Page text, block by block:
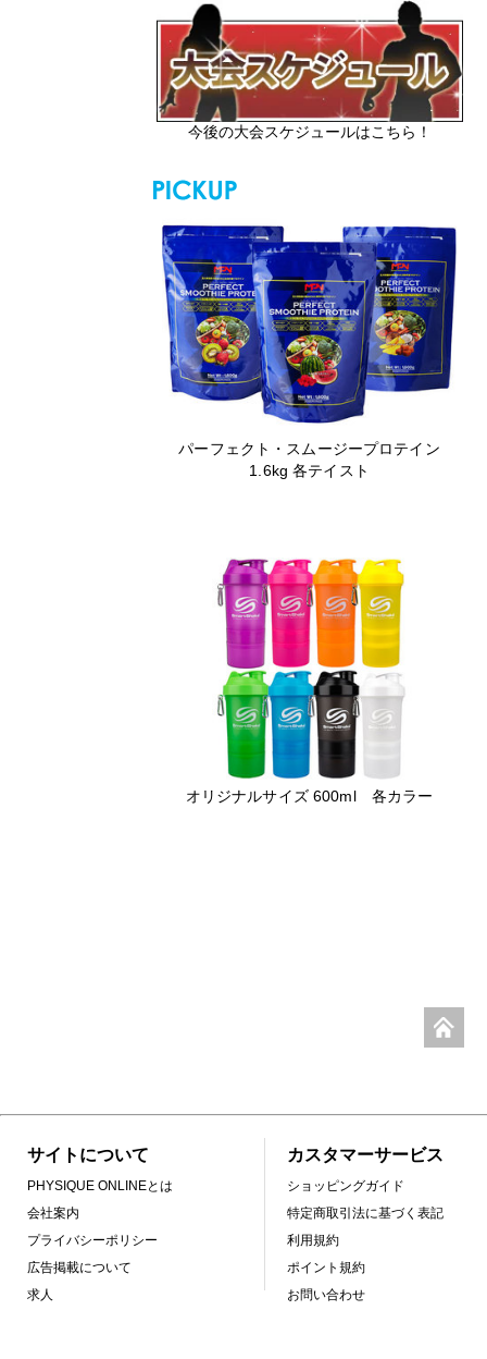
今後の大会スケジュールはこちら！
パーフェクト・スムージープロテイン
1.6kg 各テイスト
オリジナルサイズ 600ml 各カラー
サイトについて
PHYSIQUE ONLINEとは
会社案内
プライバシーポリシー
広告掲載について
求人
カスタマーサービス
ショッピングガイド
特定商取引法に基づく表記
利用規約
ポイント規約
お問い合わせ